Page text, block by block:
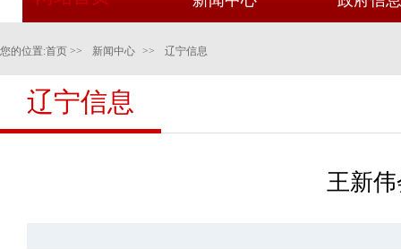
您的位置:首页 >> 新闻中心 >> 辽宁信息
辽宁信息
王新